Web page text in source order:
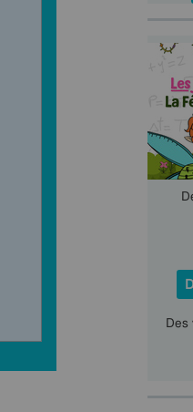
Des